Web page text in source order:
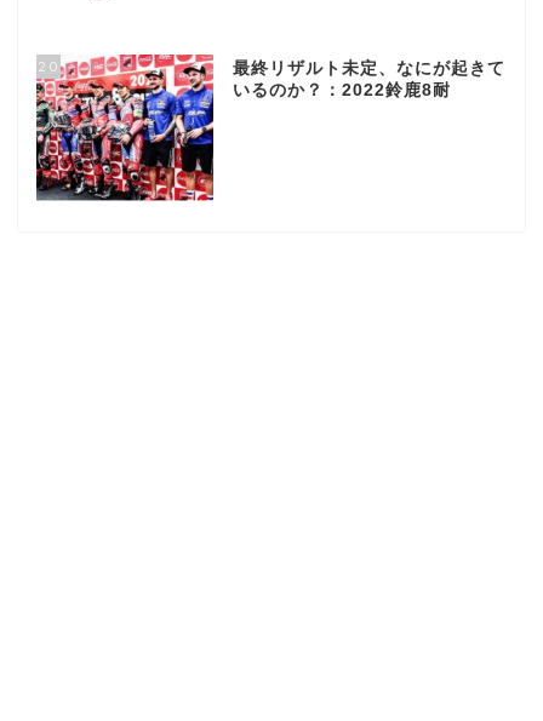
20
最終リザルト未定、なにが起きて
いるのか？：2022鈴鹿8耐